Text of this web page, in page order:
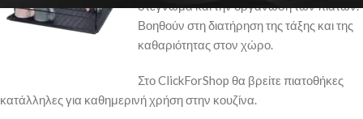
στέγνωμα και την οργάνωση των πιάτων.
Βοηθούν στη διατήρηση της τάξης και της
καθαριότητας στον χώρο.
Στο ClickForShop θα βρείτε πιατοθήκες
κατάλληλες για καθημερινή χρήση στην κουζίνα.